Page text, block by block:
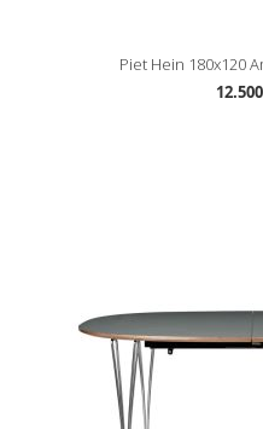
Piet Hein 180x120